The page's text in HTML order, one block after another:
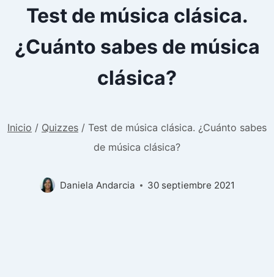
Test de música clásica.
¿Cuánto sabes de música
clásica?
Inicio / Quizzes / Test de música clásica. ¿Cuánto sabes
de música clásica?
Daniela Andarcia 30 septiembre 2021